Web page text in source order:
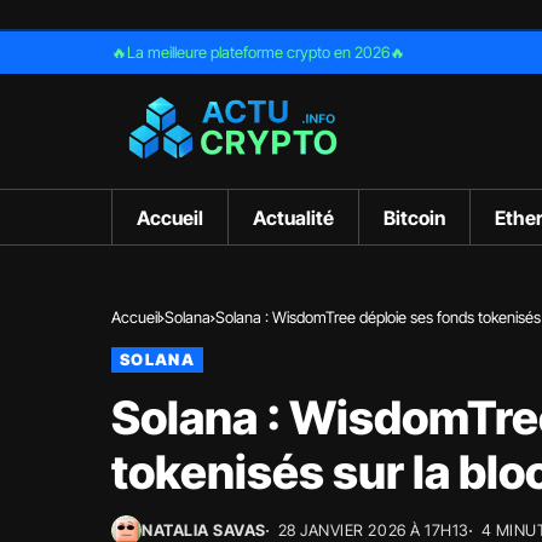
🔥La meilleure plateforme crypto en 2026🔥
Accueil Actualité Bitcoin
Accueil Solana Solana : WisdomTree déploie ses fonds
SOLANA
Solana :
tokenisés sur la
NATALIA SAVAS 28 JANVIER 2026 À 17H13 4